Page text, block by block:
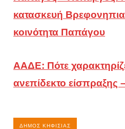
κατασκευή
κοινότητα Παπάγου
ΑΑΔΕ: Πότε
ανεπίδεκτο είσπραξης
ΔΉΜΟΣ ΚΗΦΙΣΙΆΣ